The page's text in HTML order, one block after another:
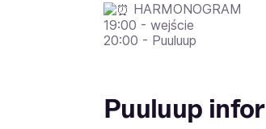
HARMONOGRAM
19:00 - wejście
20:00 - Puuluup
Puuluup